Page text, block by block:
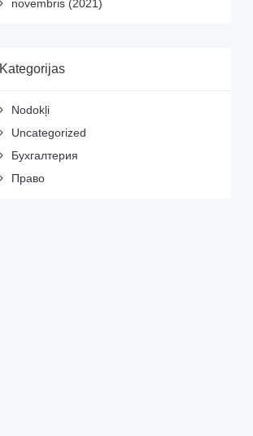
novembris (2021)
Kategorijas
Nodokļi
Uncategorized
Бухгалтерия
Право